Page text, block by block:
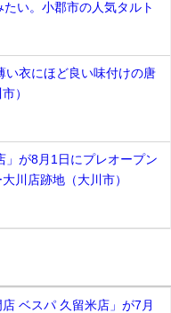
い。小郡市の人気タルト
い衣にほど良い味付けの唐
）
」が8月1日にプレオープン
川店跡地（大川市）
店 ベスパ 久留米店」が7月